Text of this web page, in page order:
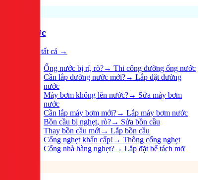
Nước
Xem tất cả →
Ống nước bị rỉ, rò?→ Thi công đường ống nước
Cần lắp đường nước mới?→ Lắp đặt đường
nước
Máy bơm không lên nước?→ Sửa máy bơm
nước
Cần lắp máy bơm mới?→ Lắp máy bơm nước
Bồn cầu bị nghẹt, rò?→ Sửa bồn cầu
Thay bồn cầu mới → Lắp bồn cầu
Cống nghẹt khẩn cấp! → Thông cống nghẹt
Cống nhà hàng nghẹt?→ Lắp đặt bể tách mỡ